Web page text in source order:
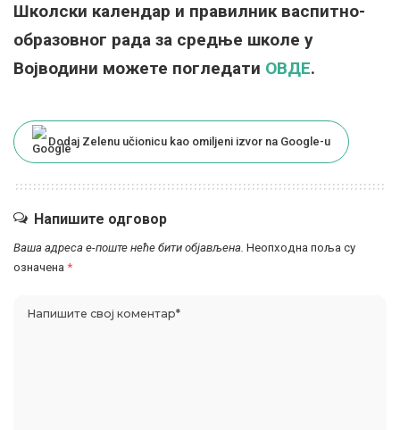
Школски календар и правилник васпитно-
образовног рада за средње школе у
Војводини можете погледати ОВДЕ.
Dodaj Zelenu učionicu kao omiljeni izvor na Google-u
Напишите одговор
Ваша адреса е-поште неће бити објављена. Неопходна поља су
означена *